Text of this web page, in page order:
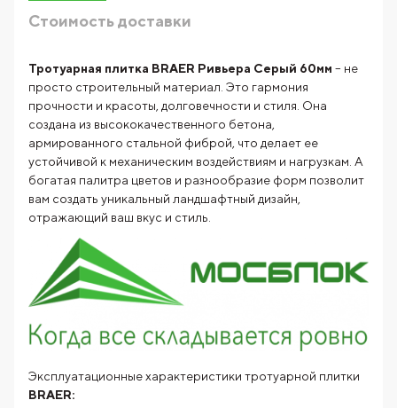
Стоимость доставки
Тротуарная плитка BRAER Ривьера Серый 60мм – не
просто строительный материал. Это гармония
прочности и красоты, долговечности и стиля. Она
создана из высококачественного бетона,
армированного стальной фиброй, что делает ее
устойчивой к механическим воздействиям и нагрузкам. А
богатая палитра цветов и разнообразие форм позволит
вам создать уникальный ландшафтный дизайн,
отражающий ваш вкус и стиль.
Эксплуатационные характеристики тротуарной плитки
BRAER: